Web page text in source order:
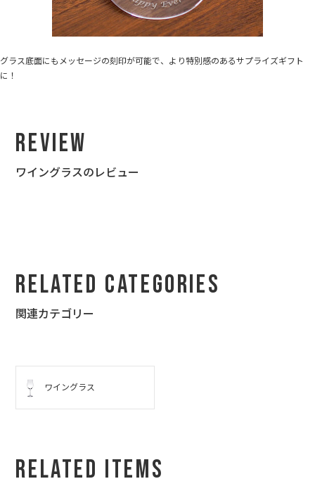
グラス底面にもメッセージの刻印が可能で、より特別感のあるサプライズギフト
に！
Review
ワイングラスのレビュー
Related Categories
関連カテゴリー
ワイングラス
Related Items